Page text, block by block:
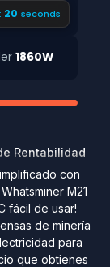
19 seconds
1860W
Rentabilidad
con
M21
fácil de usar!
de minería
para
que obtienes